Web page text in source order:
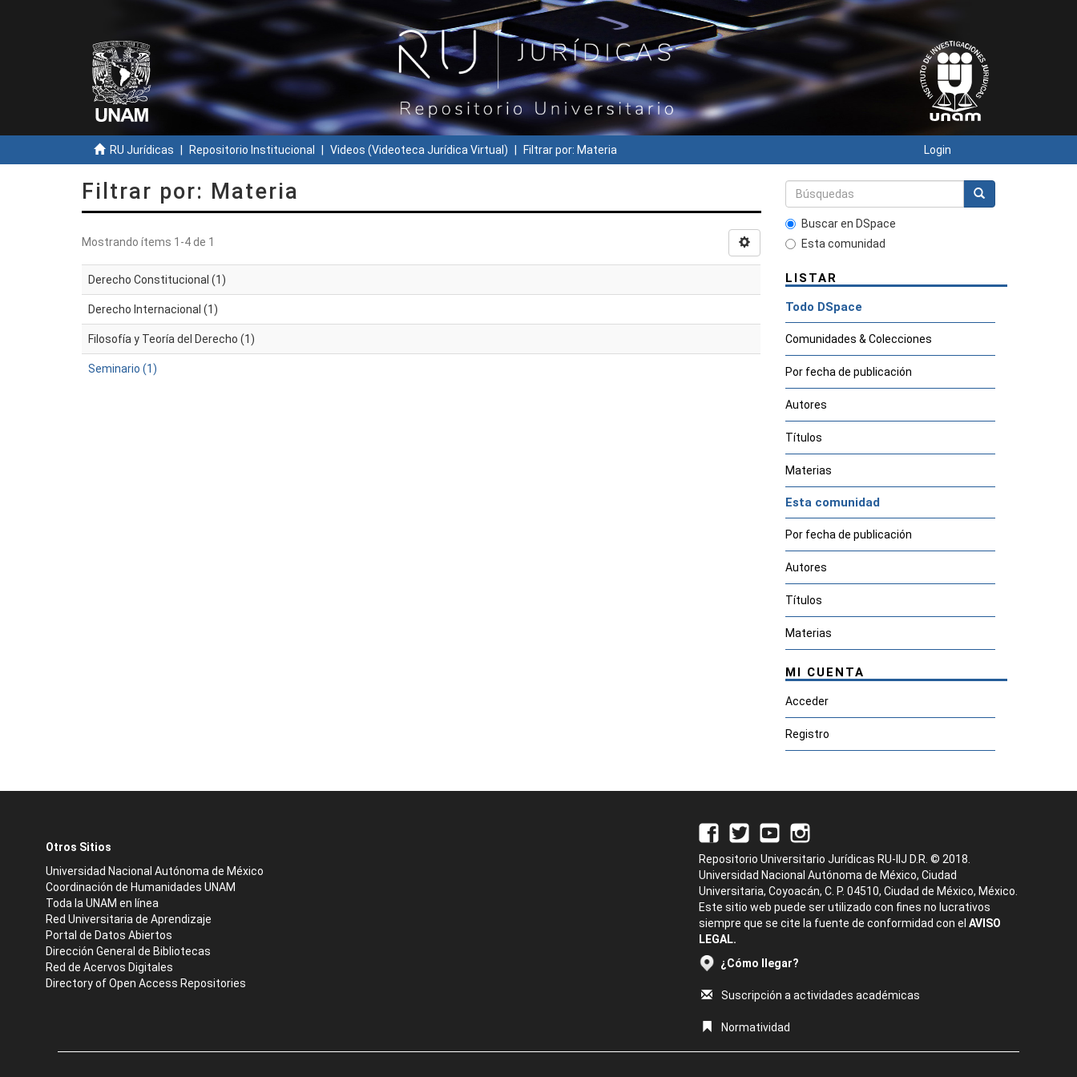
RU Jurídicas Repositorio Institucional Videos (Videoteca Jurídica Virtual) Filtrar por: Materia Login
Filtrar por: Materia
Mostrando ítems 1-4 de 1
Derecho Constitucional (1)
Derecho Internacional (1)
Filosofía y Teoría del Derecho (1)
Seminario (1)
Buscar en DSpace
Esta comunidad
LISTAR
Todo DSpace
Comunidades & Colecciones
Por fecha de publicación
Autores
Títulos
Materias
Esta comunidad
Por fecha de publicación
Autores
Títulos
Materias
MI CUENTA
Acceder
Registro
Otros Sitios
Universidad Nacional Autónoma de México
Coordinación de Humanidades UNAM
Toda la UNAM en línea
Red Universitaria de Aprendizaje
Portal de Datos Abiertos
Dirección General de Bibliotecas
Red de Acervos Digitales
Directory of Open Access Repositories
Repositorio Universitario Jurídicas RU-IIJ D.R. © 2018.
Universidad Nacional Autónoma de México, Ciudad
Universitaria, Coyoacán, C. P. 04510, Ciudad de México, México.
Este sitio web puede ser utilizado con fines no lucrativos
siempre que se cite la fuente de conformidad con el AVISO
LEGAL.
¿Cómo llegar?
Suscripción a actividades académicas
Normatividad